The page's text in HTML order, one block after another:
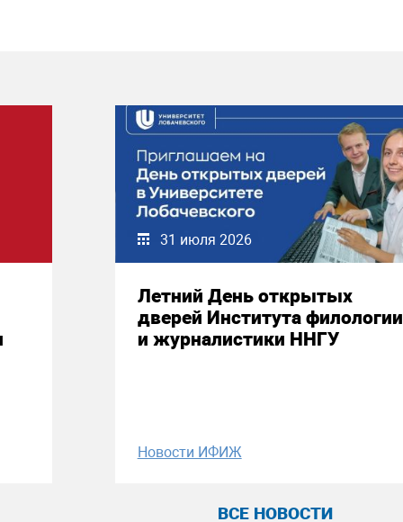
31 июля 2026
Летний День открытых
дверей Института филологии
и журналистики ННГУ
Новости ИФИЖ
ВСЕ НОВОСТИ